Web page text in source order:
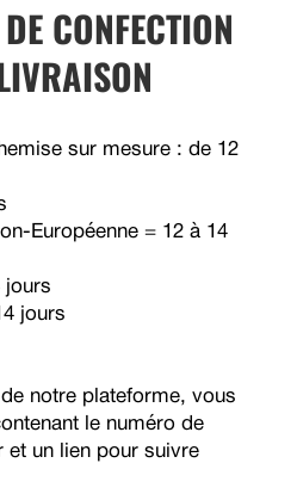
CONFECTION
sur mesure : de 12
Européenne = 12 à 14
jours
jours
notre plateforme, vous
le numéro de
et un lien pour suivre